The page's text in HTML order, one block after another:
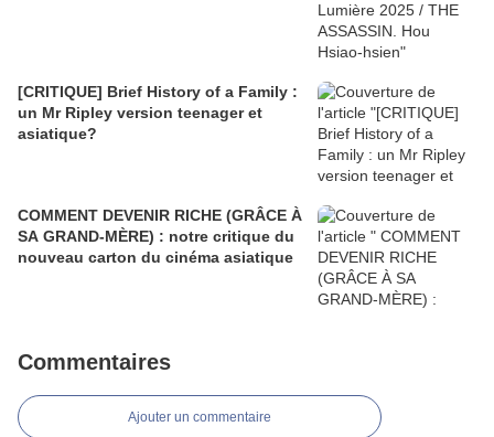
[CRITIQUE] Brief History of a Family :
un Mr Ripley version teenager et
asiatique?
COMMENT DEVENIR RICHE (GRÂCE À
SA GRAND-MÈRE) : notre critique du
nouveau carton du cinéma asiatique
Commentaires
Ajouter un commentaire